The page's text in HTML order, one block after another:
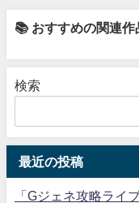
📚 おすすめの関連作
検索
最近の投稿
「Gジェネ攻略ライ